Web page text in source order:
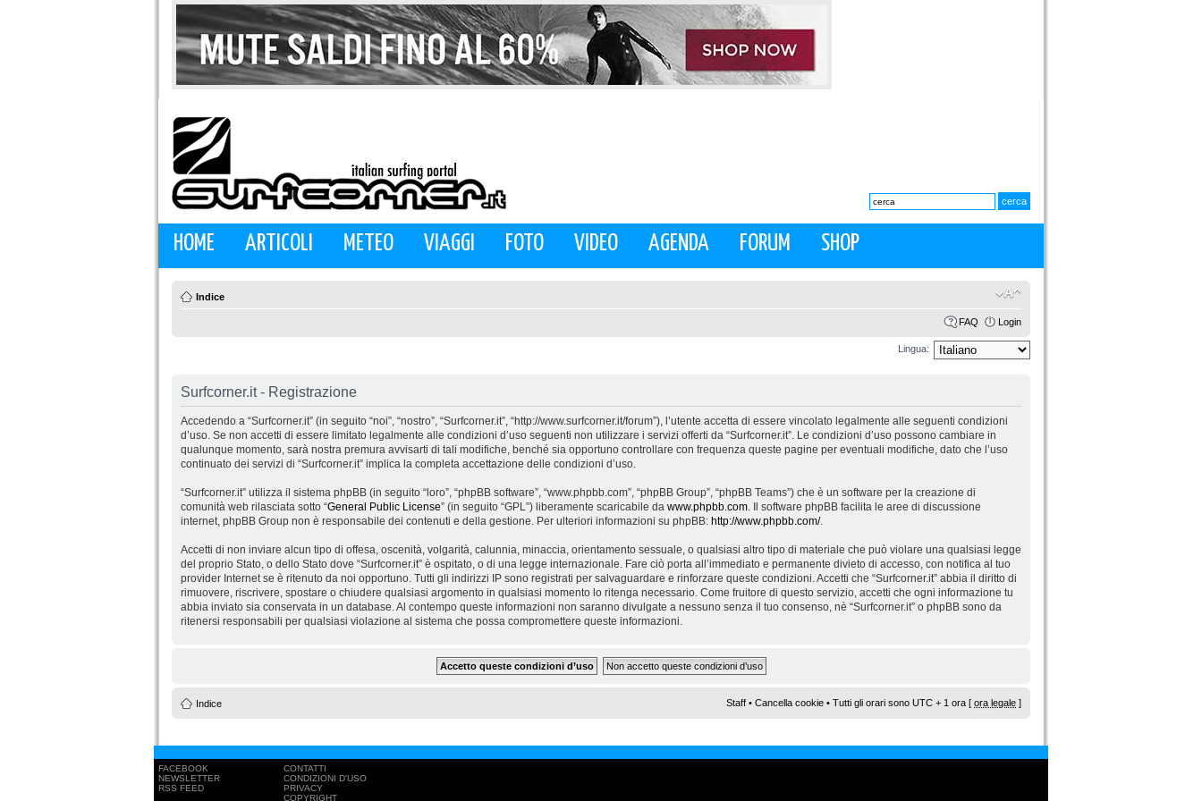
HOME ARTICOLI METEO VIAGGI FOTO VIDEO AGENDA FORUM SHOP
Indice
FAQ Login
Lingua:
Surfcorner.it - Registrazione
Accedendo a “Surfcorner.it” (in seguito “noi”, “nostro”, “Surfcorner.it”, “http://www.surfcorner.it/forum”), l’utente accetta di essere vincolato legalmente alle seguenti condizioni
d’uso. Se non accetti di essere limitato legalmente alle condizioni d’uso seguenti non utilizzare i servizi offerti da “Surfcorner.it”. Le condizioni d’uso possono cambiare in
qualunque momento, sarà nostra premura avvisarti di tali modifiche, benché sia opportuno controllare con frequenza queste pagine per eventuali modifiche, dato che l’uso
continuato dei servizi di “Surfcorner.it” implica la completa accettazione delle condizioni d’uso.
“Surfcorner.it” utilizza il sistema phpBB (in seguito “loro”, “phpBB software”, “www.phpbb.com”, “phpBB Group”, “phpBB Teams”) che è un software per la creazione di
comunità web rilasciata sotto “General Public License” (in seguito “GPL”) liberamente scaricabile da www.phpbb.com . Il software phpBB facilita le aree di discussione
internet, phpBB Group non è responsabile dei contenuti e della gestione. Per ulteriori informazioni su phpBB: http://www.phpbb.com/.
Accetti di non inviare alcun tipo di offesa, oscenità, volgarità, calunnia, minaccia, orientamento sessuale, o qualsiasi altro tipo di materiale che può violare una qualsiasi legge
del proprio Stato, o dello Stato dove “Surfcorner.it” è ospitato, o di una legge internazionale. Fare ciò porta all’immediato e permanente divieto di accesso, con notifica al tuo
provider Internet se è ritenuto da noi opportuno. Tutti gli indirizzi IP sono registrati per salvaguardare e rinforzare queste condizioni. Accetti che “Surfcorner.it” abbia il diritto di
rimuovere, riscrivere, spostare o chiudere qualsiasi argomento in qualsiasi momento lo ritenga necessario. Come fruitore di questo servizio, accetti che ogni informazione tu
abbia inviato sia conservata in un database. Al contempo queste informazioni non saranno divulgate a nessuno senza il tuo consenso, nè “Surfcorner.it” o phpBB sono da
ritenersi responsabili per qualsiasi violazione al sistema che possa compromettere queste informazioni.
Indice Staff • Cancella cookie • Tutti gli orari sono UTC + 1 ora [ ora legale ]
FACEBOOK
NEWSLETTER
RSS FEED
CONTATTI
CONDIZIONI D'USO
PRIVACY
COPYRIGHT